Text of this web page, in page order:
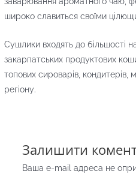
широко славиться своїми
Сушлики входять до більшості
закарпатських продуктових
топових сироварів, кондитерів,
регіону.
Залишити
Ваша e-mail адреса не